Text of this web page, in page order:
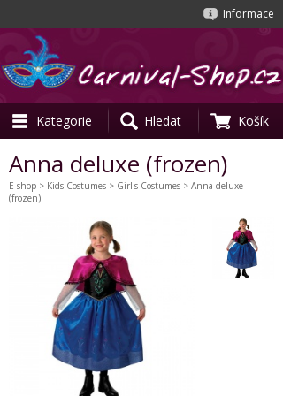
Informace
Kategorie Hledat Košík
Anna deluxe (frozen)
E-shop > Kids Costumes > Girl's Costumes > Anna deluxe
(frozen)